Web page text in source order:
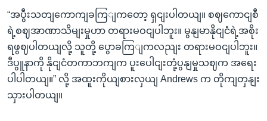
“အပွီးသတျကောကျခကြျကတော့ ရှငျးပါတယျ။ စဈကောငျစီ
ရဲ့စဈအာဏာသိမျးမှုဟာ တရားမဝငျပါဘူး။ မွနျမာနိုငျငံရဲ့အစိုး
ရဖွဈပါတယျလို့ သူတို့ ပွောခကြျကလညျး တရားမဝငျပါဘူး။
ဒီပွူနာကို နိုငျငံတကာဘကျက ပူးပေါငျးတုံ့ပွနျမှုသဈက အရေး
ပါပါတယျ။” လို့ အထူးကိုယျစားလှယျ Andrews က တိုကျတှနျး
သှားပါတယျ။